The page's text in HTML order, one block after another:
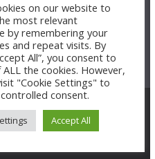
. All rights reserved.
on our website to
most relevant
by remembering your
and repeat visits. By
All”, you consent to
the cookies. However,
"Cookie Settings" to
consent.
Accept All